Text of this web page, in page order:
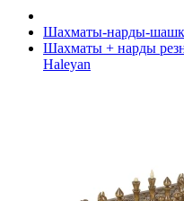
Шахматы-нарды-
Шахматы + нарды
Haleyan